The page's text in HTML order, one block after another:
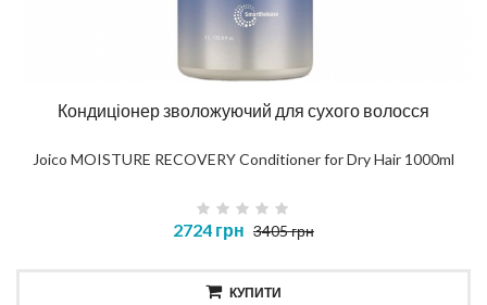
Кондиціонер зволожуючий для сухого волосся
Joico MOISTURE RECOVERY Conditioner for Dry Hair 1000ml
2724 грн 3405 грн
КУПИТИ